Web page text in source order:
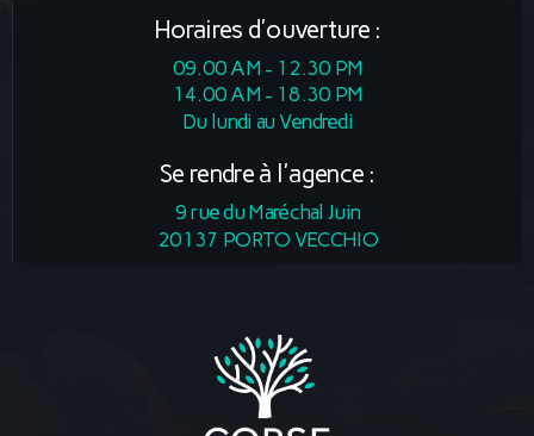
Horaires d'ouverture :
09.00 AM - 12.30 PM
14.00 AM - 18.30 PM
Du lundi au Vendredi
Se rendre à l'agence :
9 rue du Maréchal Juin
20137 PORTO VECCHIO